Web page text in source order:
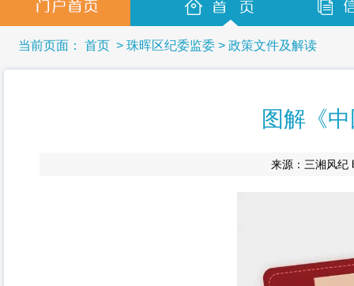
当前页面： 首页 > 珠晖区纪委监委 > 政策文件及解读
图解《
来源：三湘风纪